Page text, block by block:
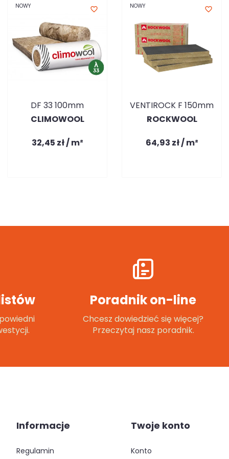
NOWY favorite_border
DF 33 100mm
CLIMOWOOL
32,45 zł / m²
NOWY favorite_border
VENTIROCK F 150mm
ROCKWOOL
64,93 zł / m²
Poradnik on-line
Chcesz dowiedzieć się więcej?
Przeczytaj nasz poradnik.
Informacje
regulamin
Twoje konto
konto